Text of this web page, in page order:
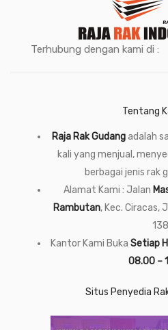
Terhubung dengan kami di :
Tentang
Raja Rak Gudangadalah
kali yang menjual,
berbagai jenis rak
Alamat Kami : Jalan
Rambutan, Kec. Ciracas,
Kantor Kami Buka Setiap
08.00 –
Situs Penyedia